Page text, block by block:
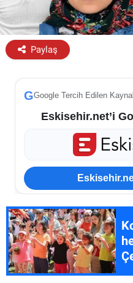
Paylaş
GGoogle Tercih Edilen
Eskisehir.net’i